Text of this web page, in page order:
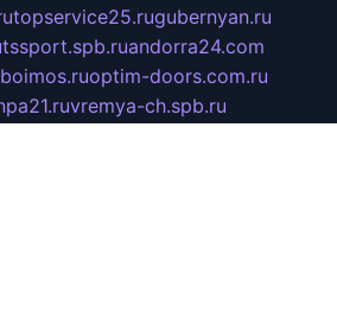
topservice25.rugubernyan.ru
tssport.spb.ruandorra24.com
optim-doors.com.ru
vremya-ch.spb.ru